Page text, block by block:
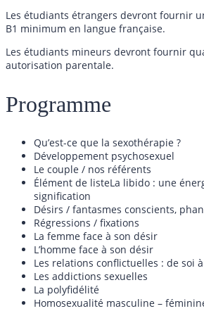
Les étudiants étrangers devront fournir
B1 minimum en langue française.
Les étudiants mineurs devront fournir
autorisation parentale.
Programme
Qu’est-ce que la sexothérapie ?
Développement psychosexuel
Le couple / nos référents
Élément de listeLa libido : une
signification
Désirs / fantasmes conscients,
Régressions / fixations
La femme face à son désir
L’homme face à son désir
Les relations conflictuelles : de soi
Les addictions sexuelles
La polyfidélité
Homosexualité masculine –